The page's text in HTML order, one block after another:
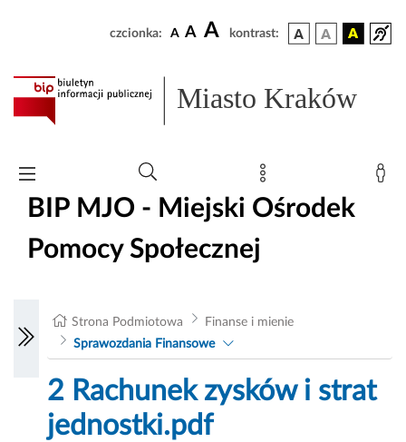
czcionka: A A A kontrast:
Miasto Kraków
BIP MJO - Miejski Ośrodek
Pomocy Społecznej
Strona Podmiotowa
Finanse i mienie
Sprawozdania Finansowe
2 Rachunek zysków i strat
jednostki.pdf